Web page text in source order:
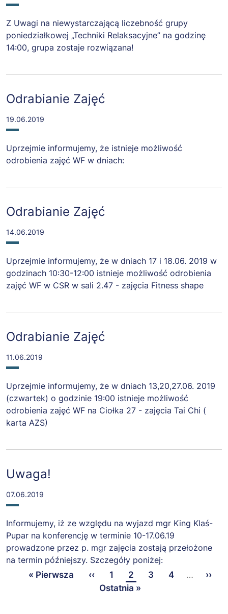
Z Uwagi na niewystarczającą liczebność grupy
poniedziałkowej „Techniki Relaksacyjne” na godzinę
14:00, grupa zostaje rozwiązana!
Odrabianie Zajęć
19.06.2019
Uprzejmie informujemy, że istnieje możliwość
odrobienia zajęć WF w dniach:
Odrabianie Zajęć
14.06.2019
Uprzejmie informujemy, że w dniach 17 i 18.06. 2019 w
godzinach 10:30-12:00 istnieje możliwość odrobienia
zajęć WF w CSR w sali 2.47 - zajęcia Fitness shape
Odrabianie Zajęć
11.06.2019
Uprzejmie informujemy, że w dniach 13,20,27.06. 2019
(czwartek) o godzinie 19:00 istnieje możliwość
odrobienia zajęć WF na Ciołka 27 - zajęcia Tai Chi (
karta AZS)
Uwaga!
07.06.2019
Informujemy, iż ze względu na wyjazd mgr King Klaś-
Pupar na konferencję w terminie 10-17.06.19
prowadzone przez p. mgr zajęcia zostają przełożone
na termin późniejszy. Szczegóły poniżej:
Stronicowanie
Pierwsza
« Pierwsza
Poprzednia
strona
‹‹ Page
1 Page
2 Page
3 Page
4 …
››
Ostatnia
Ostatnia »